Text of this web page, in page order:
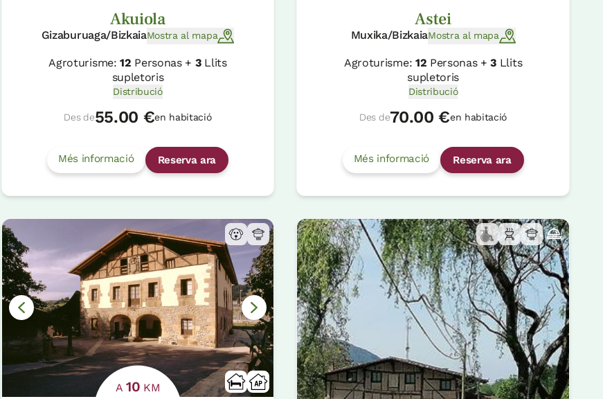
Akuiola
Gizaburuaga/BizkaiaMostra al mapa
Agroturisme:12 Personas + 3Llits
supletoris
Distribució
Des de55.00 €en habitació
Més informació Reserva ara
Astei
Muxika/BizkaiaMostra al mapa
Agroturisme: 12 Personas +3 Llits
supletoris
Distribució
Des de70.00 €en habitació
Més informació Reserva ara
A 10 KM